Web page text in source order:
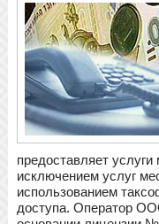
предоставляет
исключением услуг
использованием
доступа. Оператор